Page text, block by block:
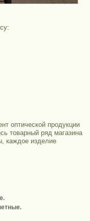
оптической продукции
товарный ряд магазина
каждое изделие